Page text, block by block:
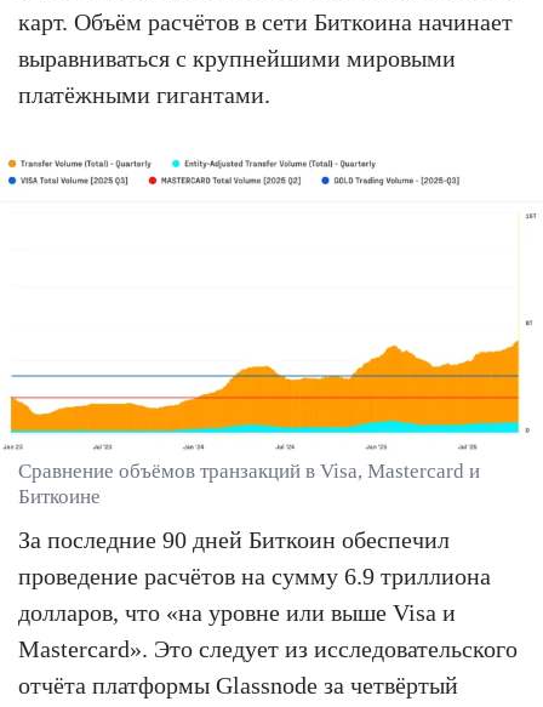
карт. Объём расчётов в сети Биткоина начинает
выравниваться с крупнейшими мировыми
платёжными гигантами.
Сравнение объёмов транзакций в Visa, Mastercard и
Биткоине
За последние 90 дней Биткоин обеспечил
проведение расчётов на сумму 6.9 триллиона
долларов, что «на уровне или выше Visa и
Mastercard». Это следует из исследовательского
отчёта платформы Glassnode за четвёртый